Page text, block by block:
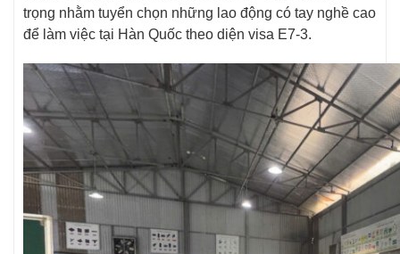
trọng nhằm tuyển chọn những lao động có tay nghề cao
để làm việc tại Hàn Quốc theo diện visa E7-3.